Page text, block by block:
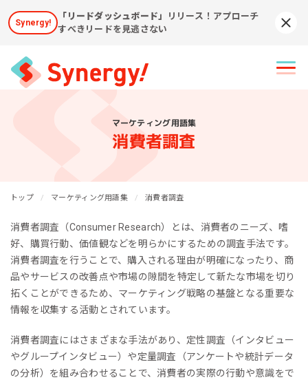
Synergy!
「リードダッシュボード」
リリース！アプローチ
すべきリードを見逃さない
マーケティング用語集
消費者調査
トップ マーケティング用語集 消費者調査
消費者調査（Consumer Research）とは、消費者のニーズ、嗜
好、購買行動、価値観などを明らかにするための調査手法です。
消費者調査を行うことで、購入される理由が明確になったり、商
品やサービスの改善点や市場の隙間を特定して新たな市場を切り
拓くことができるため、マーケティング戦略の基盤となる重要な
情報を収集する活動とされています。
消費者調査にはさまざまな手法があり、定性調査（インタビュー
やグループインタビュー）や定量調査（アンケートや統計データ
の分析）を組み合わせることで、消費者の実際の行動や意識をで